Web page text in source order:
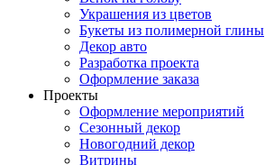
Украшения из цветов
Букеты из полимерной глины
Декор авто
Разработка проекта
Оформление заказа
Проекты
Оформление мероприятий
Сезонный декор
Новогодний декор
Витрины